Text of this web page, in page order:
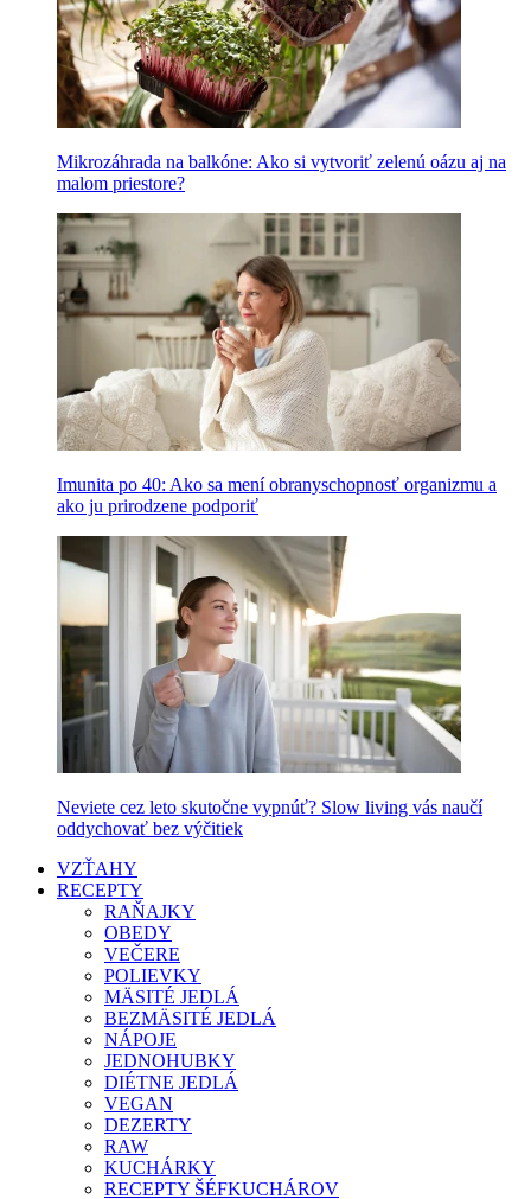
Mikrozáhrada na balkóne: Ako si vytvoriť zelenú oázu aj na
malom priestore?
Imunita po 40: Ako sa mení obranyschopnosť organizmu a
ako ju prirodzene podporiť
Neviete cez leto skutočne vypnúť? Slow living vás naučí
oddychovať bez výčitiek
VZŤAHY
RECEPTY
RAŇAJKY
OBEDY
VEČERE
POLIEVKY
MÄSITÉ JEDLÁ
BEZMÄSITÉ JEDLÁ
NÁPOJE
JEDNOHUBKY
DIÉTNE JEDLÁ
VEGAN
DEZERTY
RAW
KUCHÁRKY
RECEPTY ŠÉFKUCHÁROV